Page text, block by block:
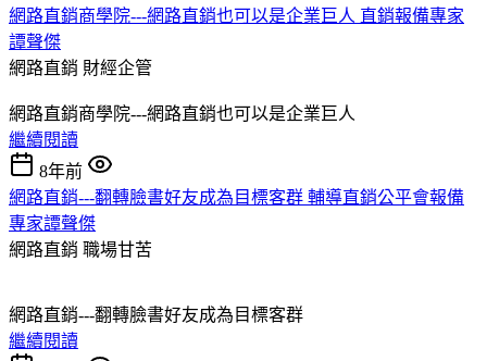
網路直銷商學院---網路直銷也可以是企業巨人 直銷報備專家
譚聲傑
網路直銷 財經企管
網路直銷商學院---網路直銷也可以是企業巨人
繼續閱讀
8年前
網路直銷---翻轉臉書好友成為目標客群 輔導直銷公平會報備
專家譚聲傑
網路直銷 職場甘苦
網路直銷---翻轉臉書好友成為目標客群
繼續閱讀